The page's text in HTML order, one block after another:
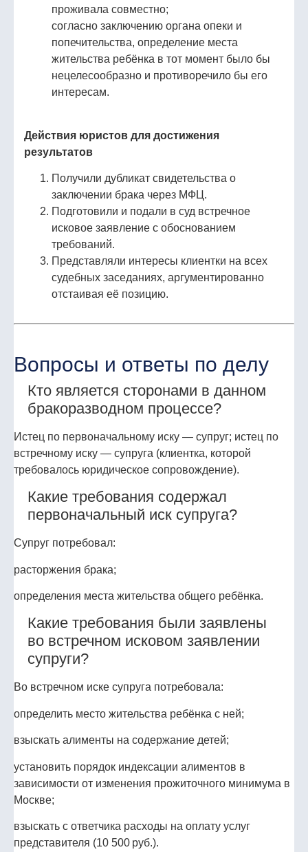
проживала совместно;
согласно заключению органа опеки и
попечительства, определение места
жительства ребёнка в тот момент было бы
нецелесообразно и противоречило бы его
интересам.
Действия юристов для достижения
результатов
Получили дубликат свидетельства о
заключении брака через МФЦ.
Подготовили и подали в суд встречное
исковое заявление с обоснованием
требований.
Представляли интересы клиентки на всех
судебных заседаниях, аргументированно
отстаивая её позицию.
Вопросы и ответы по делу
Кто является сторонами в данном
бракоразводном процессе?
Истец по первоначальному иску — супруг; истец по
встречному иску — супруга (клиентка, которой
требовалось юридическое сопровождение).
Какие требования содержал
первоначальный иск супруга?
Супруг потребовал:
расторжения брака;
определения места жительства общего ребёнка.
Какие требования были заявлены
во встречном исковом заявлении
супруги?
Во встречном иске супруга потребовала:
определить место жительства ребёнка с ней;
взыскать алименты на содержание детей;
установить порядок индексации алиментов в
зависимости от изменения прожиточного минимума в
Москве;
взыскать с ответчика расходы на оплату услуг
представителя (10 500 руб.).